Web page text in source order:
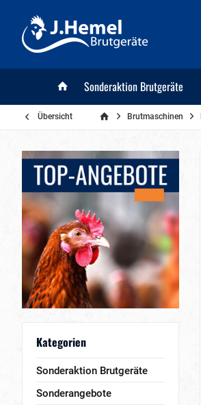
Sonderaktion Brutgeräte
Übersicht Brutmaschinen
Kategorien
Sonderaktion Brutgeräte
Sonderangebote